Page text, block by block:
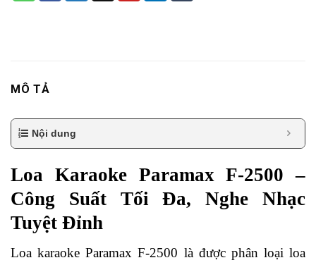
MÔ TẢ
Nội dung
Loa Karaoke Paramax F-2500 –
Công Suất Tối Đa, Nghe Nhạc
Tuyệt Đỉnh
Loa karaoke Paramax F-2500 là được phân loại loa